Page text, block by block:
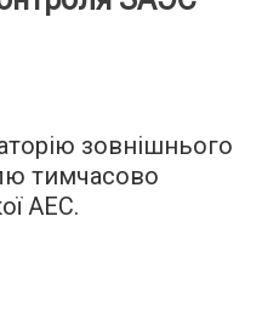
зовнішнього
тимчасово
АЕС.